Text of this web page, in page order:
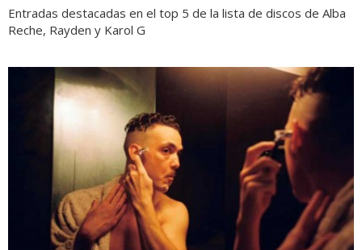
Entradas destacadas en el top 5 de la lista de discos de Alba
Reche, Rayden y Karol G